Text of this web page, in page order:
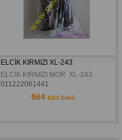
ELCİK KIRMIZI XL-243
ELCİK KIRMIZI MOR  XL-243
011222061441
₺64 KDV Dahil